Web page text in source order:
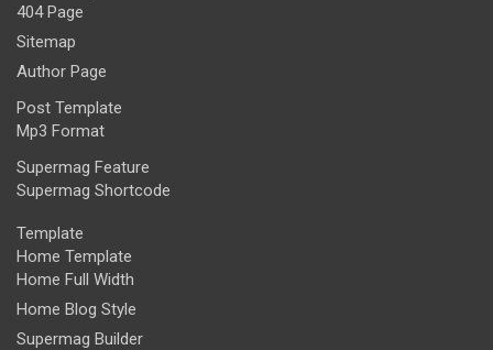
404 Page
Sitemap
Author Page
Post Template
Mp3 Format
Supermag Feature
Supermag Shortcode
Template
Home Template
Home Full Width
Home Blog Style
Supermag Builder